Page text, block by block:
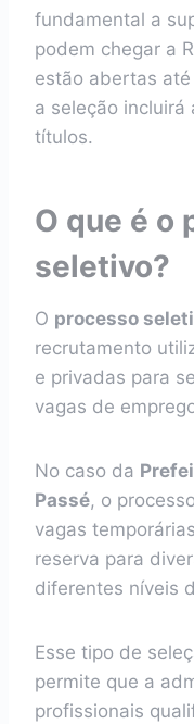
fundamental a
podem chegar a
estão abertas
a seleção incluirá
títulos.
O que é o
seletivo?
O processo
recrutamento
e privadas para
vagas de
No caso da
Passé, o
vagas
reserva para
diferentes níveis
Esse tipo de
permite que a
profissionais